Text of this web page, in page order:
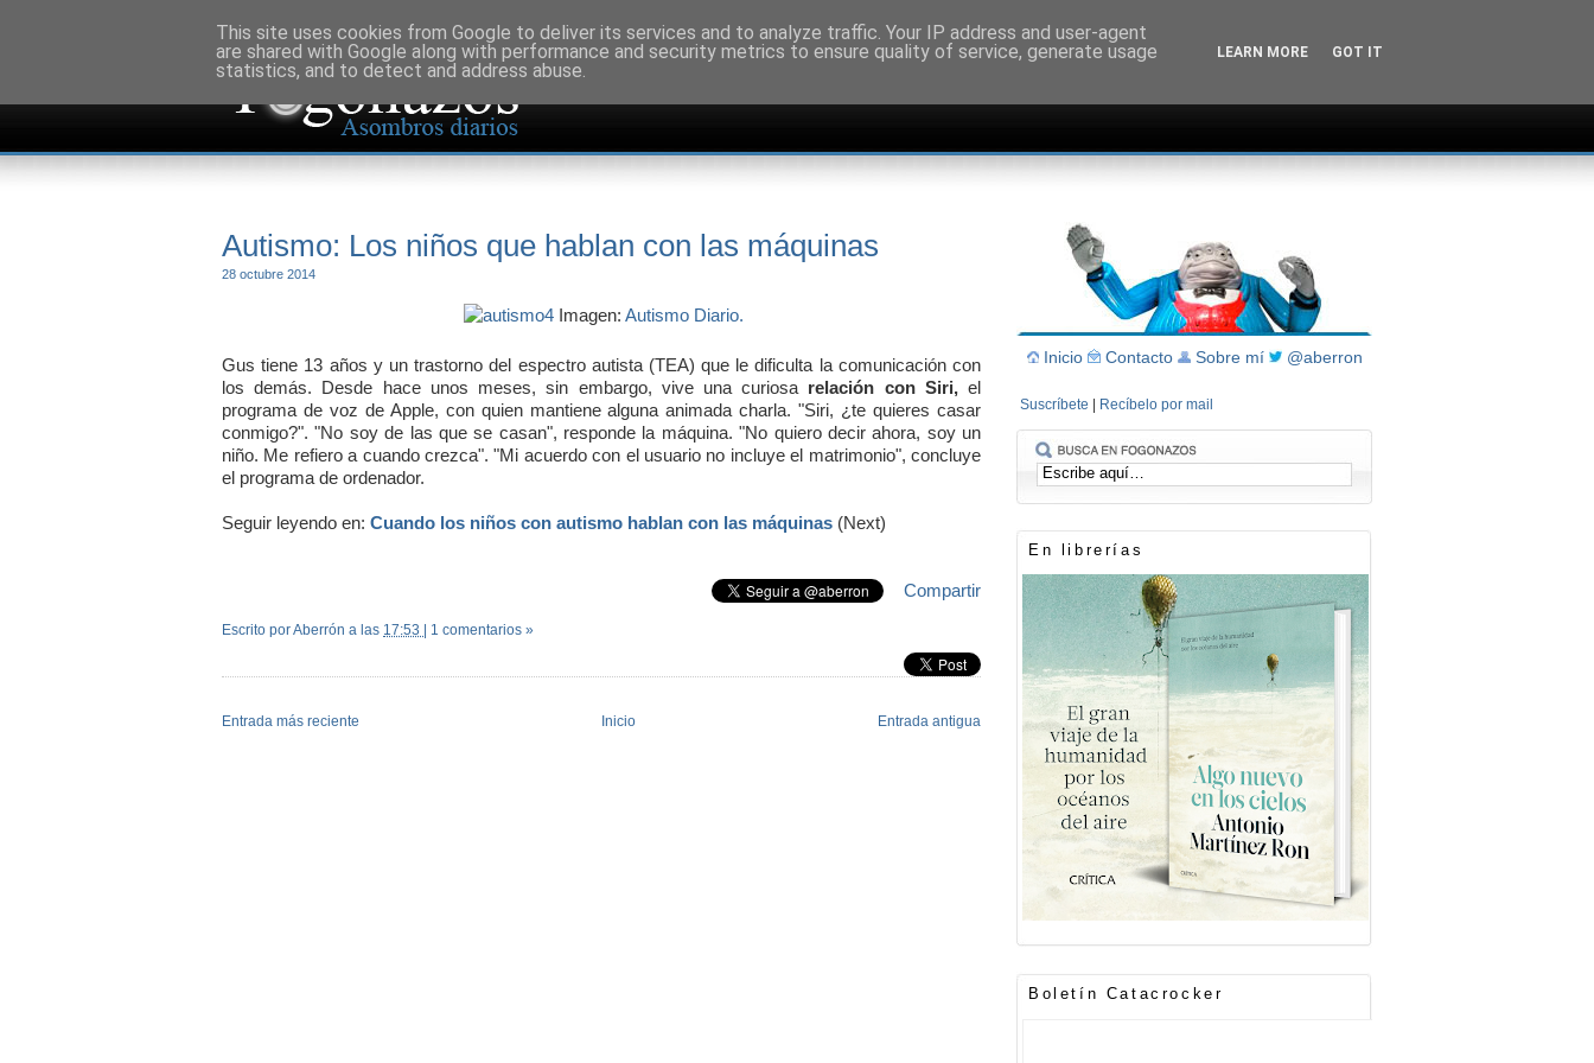
Autismo: Los niños que hablan con las máquinas
28 octubre 2014
Imagen: Autismo Diario.
Gus tiene 13 años y un trastorno del espectro autista (TEA) que le dificulta la comunicación con
los demás. Desde hace unos meses, sin embargo, vive una curiosa relación con Siri,el
programa de voz de Apple, con quien mantiene alguna animada charla. "Siri, ¿te quieres casar
conmigo?". "No soy de las que se casan", responde la máquina. "No quiero decir ahora, soy un
niño. Me refiero a cuando crezca". "Mi acuerdo con el usuario no incluye el matrimonio", concluye
el programa de ordenador.
Seguir leyendo en: Cuando los niños con autismo hablan con las máquinas (Next)
Compartir
Escrito por Aberrón a las 17:53 | 1 comentarios »
Entrada más reciente Entrada antigua
Inicio
Inicio Contacto Sobre mí @aberron
Suscríbete Recíbelo por mail
En librerías
Boletín Catacrocker
This site uses cookies from Google to deliver its services and to analyze traffic. Your IP address and user-agent
are shared with Google along with performance and security metrics to ensure quality of service, generate usage
statistics, and to detect and address abuse.
LEARN MORE GOT IT